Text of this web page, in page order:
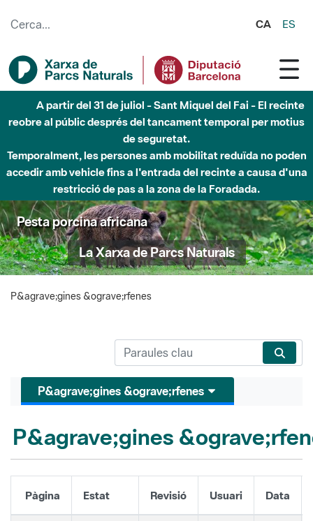
CA ES
A partir del 31 de juliol - Sant Miquel del Fai - El recinte
reobre al públic després del tancament temporal per motius
de seguretat.
Temporalment, les persones amb mobilitat reduïda no poden
accedir amb vehicle fins a l'entrada del recinte a causa d'una
restricció de pas a la zona de la Foradada.
Pesta porcina africana
La Xarxa de Parcs Naturals
P&agrave;gines &ograve;rfenes
P&agrave;gines &ograve;rfenes
P&agrave;gines
Pàgina Estat Revisió Usuari Data